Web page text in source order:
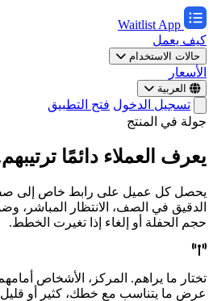
Waitlist App
كيف يعمل
حالات الاستخدام
الأسعار
العربية
تسجيل الدخول فتح التطبيق
جولة في المنتج
يعرف العملاء دائمًا
يحصل كل عميل على رابط خاص إلى
الدقيق في الصف، الانتظار المباشر،
حجم الحفلة أو إلغاء إذا تغيرت الخطط.
تختار ما يراهم. المركز، الأشخاص
عرض ما يتناسب مع خطك، كثير أو